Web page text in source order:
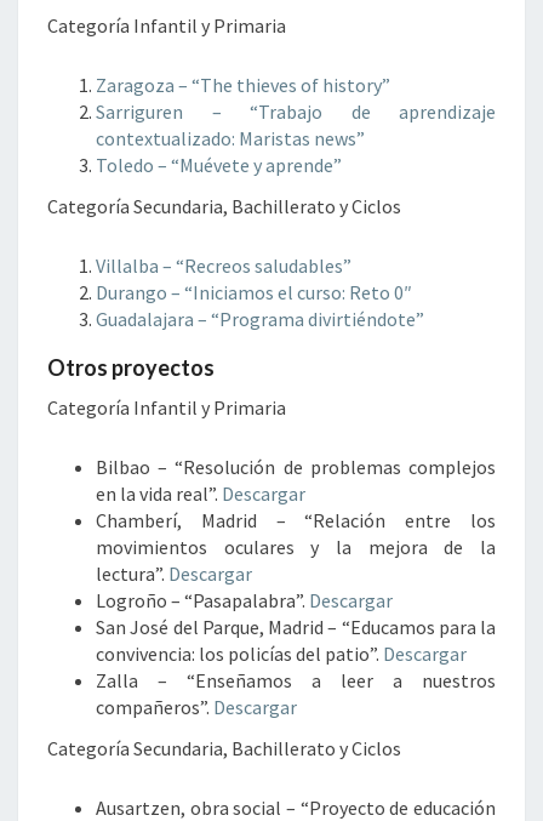
Categoría Infantil y Primaria
Zaragoza – “The thieves of history”
Sarriguren – “Trabajo de aprendizaje
contextualizado: Maristas news”
Toledo – “Muévete y aprende”
Categoría Secundaria, Bachillerato y Ciclos
Villalba – “Recreos saludables”
Durango – “Iniciamos el curso: Reto 0″
Guadalajara – “Programa divirtiéndote”
Otros proyectos
Categoría Infantil y Primaria
Bilbao – “Resolución de problemas complejos
en la vida real”. Descargar
Chamberí, Madrid – “Relación entre los
movimientos oculares y la mejora de la
lectura”. Descargar
Logroño – “Pasapalabra”. Descargar
San José del Parque, Madrid – “Educamos para la
convivencia: los policías del patio”. Descargar
Zalla – “Enseñamos a leer a nuestros
compañeros”. Descargar
Categoría Secundaria, Bachillerato y Ciclos
Ausartzen, obra social – “Proyecto de educación